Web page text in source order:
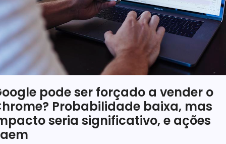
pode ser forçado a vender o
Probabilidade baixa, mas
seria significativo, e ações